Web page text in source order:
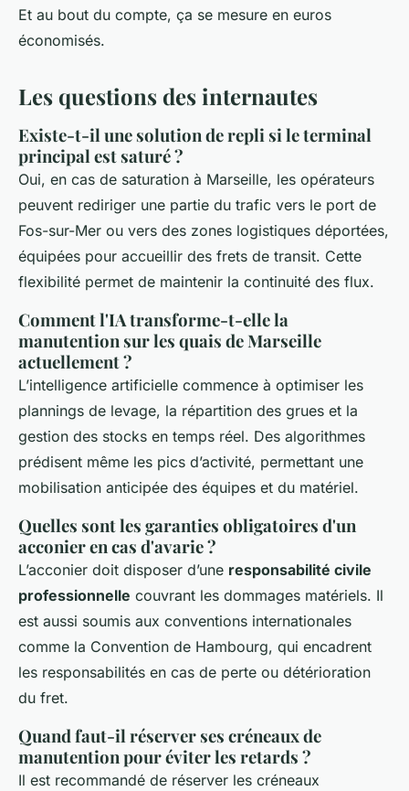
Et au bout du compte, ça se mesure en euros
économisés.
Les questions des internautes
Existe-t-il une solution de repli si le terminal
principal est saturé ?
Oui, en cas de saturation à Marseille, les opérateurs
peuvent rediriger une partie du trafic vers le port de
Fos-sur-Mer ou vers des zones logistiques déportées,
équipées pour accueillir des frets de transit. Cette
flexibilité permet de maintenir la continuité des flux.
Comment l'IA transforme-t-elle la
manutention sur les quais de Marseille
actuellement ?
L’intelligence artificielle commence à optimiser les
plannings de levage, la répartition des grues et la
gestion des stocks en temps réel. Des algorithmes
prédisent même les pics d’activité, permettant une
mobilisation anticipée des équipes et du matériel.
Quelles sont les garanties obligatoires d'un
acconier en cas d'avarie ?
L’acconier doit disposer d’une responsabilité civile
professionnelle couvrant les dommages matériels. Il
est aussi soumis aux conventions internationales
comme la Convention de Hambourg, qui encadrent
les responsabilités en cas de perte ou détérioration
du fret.
Quand faut-il réserver ses créneaux de
manutention pour éviter les retards ?
Il est recommandé de réserver les créneaux